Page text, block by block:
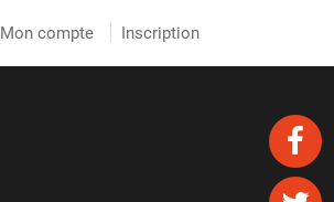
Mon compte Inscription